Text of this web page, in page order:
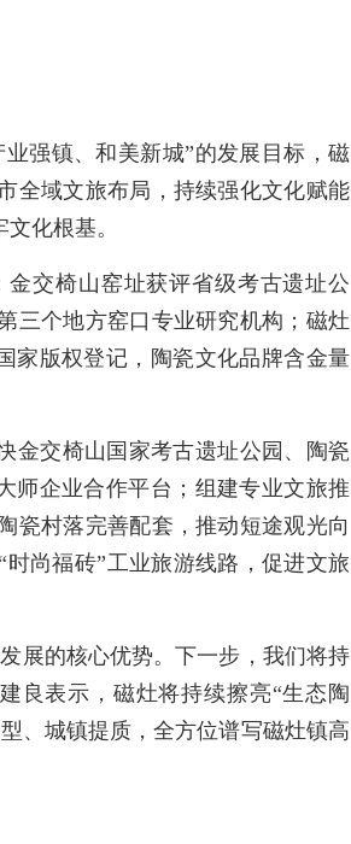
强镇、和美新城”的发展目标，磁
全域文旅布局，持续强化文化赋能
化根基。
交椅山窑址获评省级考古遗址公
三个地方窑口专业研究机构；磁灶
家版权登记，陶瓷文化品牌含金量
金交椅山国家考古遗址公园、陶瓷
师企业合作平台；组建专业文旅推
瓷村落完善配套，推动短途观光向
尚福砖”工业旅游线路，促进文旅
展的核心优势。下一步，我们将持
良表示，磁灶将持续擦亮“生态陶
、城镇提质，全方位谱写磁灶镇高